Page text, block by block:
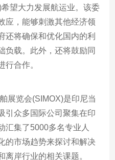
望大力发展航运业。该委
应，能够刺激其他经济领
还将确保和优化国内的利
负载。此外，还将鼓励同
行合作。
展览会(SIMOX)是印尼当
引众多国际公司聚集在印
汇集了5000多名专业人
的市场趋势来探讨和解决
离岸行业的相关课题。